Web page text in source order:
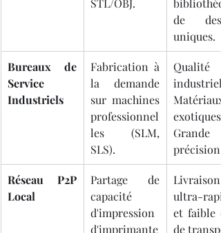
de
uniques.
Bureaux de
Service
Industriels
Fabrication à
la demande
sur machines
professionnel
les (SLM,
SLS).
Qualité
Matériaux
exotiques,
Grande
précision.
Réseau P2P
Local
Partage de
capacité
d'impression
d'imprimante
Livraison
ultra-
et faible
de